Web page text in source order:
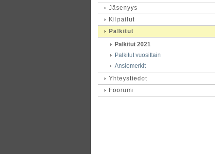
Jäsenyys
Kilpailut
Palkitut
Palkitut 2021
Palkitut vuosittain
Ansiomerkit
Yhteystiedot
Foorumi